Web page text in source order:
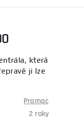
která
ji lze
Pramac
2 roky